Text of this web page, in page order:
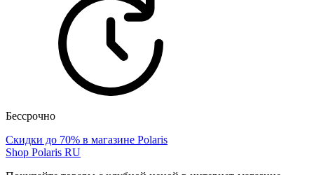
Бессрочно
Скидки до 70% в магазине Polaris
Shop Polaris RU